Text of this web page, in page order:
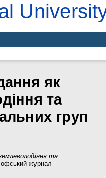
як
та
груп
та
журнал